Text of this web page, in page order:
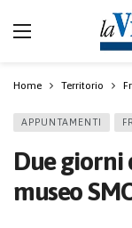
Home Territorio
APPUNTAMENTI
Due giorni
museo